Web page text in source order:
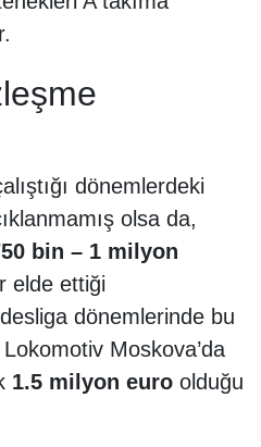
dönemlerdeki
olsa da,
bin – 1 milyon
elde ettiği
dönemlerinde bu
Moskova’da
1.5 milyon euro olduğu